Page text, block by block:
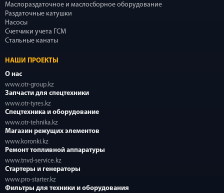
Маслораздаточное и маслосборное оборудование
Раздаточные катушки
Насосы
Счетчики учета ГСМ
Стальные канаты
НАШИ ПРОЕКТЫ
О нас
www.otr-group.kz
Запчасти для спецтехники
www.otr-tyres.kz
Спецтехника и оборудование
www.otr-tehnika.kz
Магазин режущих элементов
www.koronki.kz
Ремонт топливной аппаратуры
www.tnvd-service.kz
Стартеры и генераторы
www.pro-starter.kz
Фильтры для техники и оборудования